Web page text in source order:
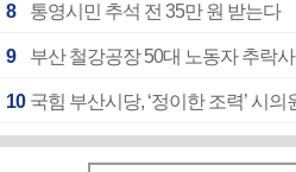
8 통영시민 추석 전 35만 원 받는다
9 부산 철강공장 50대 노동자 추락사
10